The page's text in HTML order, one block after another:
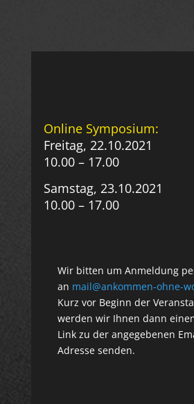
Online Symposium:
Freitag, 22.10.2021
10.00 – 17.00
Samstag, 23.10.2021
10.00 – 17.00
Wir bitten um Anmeldung
an mail@ankommen-ohne-
Kurz vor Beginn der
werden wir Ihnen dann
Link zu der angegebenen
Adresse senden.